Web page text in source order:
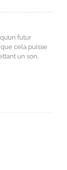
futur
cela puisse
un son,